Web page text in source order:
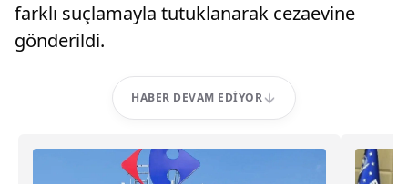
farklı suçlamayla tutuklanarak cezaevine
gönderildi.
HABER DEVAM EDIYOR